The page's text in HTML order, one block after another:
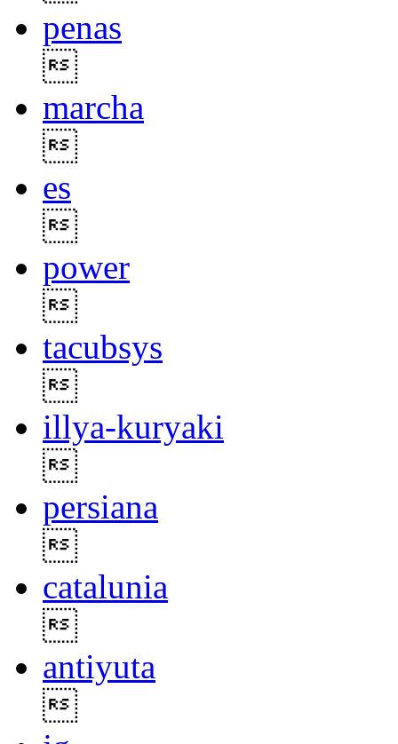
penas
marcha
es
power
tacubsys
illya-kuryaki
persiana
catalunia
antiyuta